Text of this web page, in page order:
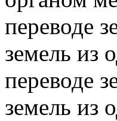
переводе
земель из
переводе
земель из